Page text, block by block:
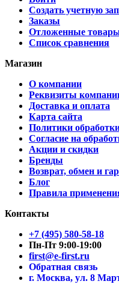
Создать учетную
Заказы
Отложенные
Список сравнения
Магазин
О компании
Реквизиты
Доставка и оплата
Карта сайта
Политики
Согласие на
Акции и скидки
Бренды
Возврат, обмен и
Блог
Правила
Контакты
+7 (495) 580-58-18
Пн-Пт 9:00-19:00
first@e-first.ru
Обратная связь
г. Москва, ул. 8